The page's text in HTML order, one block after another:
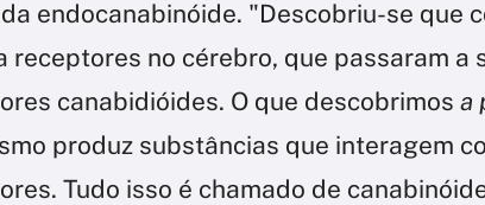
endocanabinóide. "Descobriu-se que
receptores no cérebro, que passaram a
canabidióides. O que descobrimos a
produz substâncias que interagem
Tudo isso é chamado de